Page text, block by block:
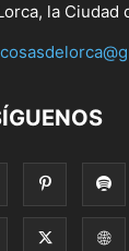
la Ciudad